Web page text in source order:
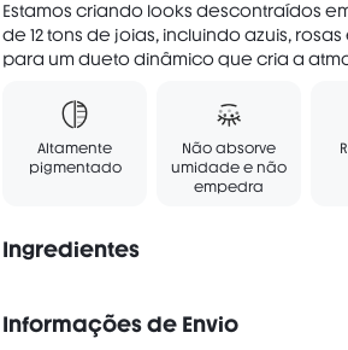
Estamos criando looks descontraídos
de 12 tons de joias, incluindo azuis,
para um dueto dinâmico que cria a
Altamente
pigmentado
Não absorve
umidade e não
empedra
Ingredientes
Informações de Envio